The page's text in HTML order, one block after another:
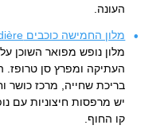
העונה.
מלון החמישה כוכבים Château de la Messardière
מלון נופש מפואר השוכן
העתיקה ומפרץ סן טרופז.
בריכת שחייה, מרכז
יש מרפסות חיצוניות עם
קו החוף.